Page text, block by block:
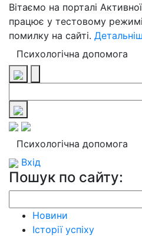
Вітаємо на порталі
працює у тестовому
помилку на сайті.
Психологічна допомога
Психологічна допомога
Вхід
Пошук по сайту:
Новини
Історії успіху